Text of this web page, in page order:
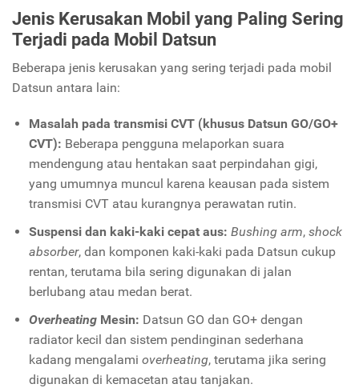
Jenis Kerusakan Mobil yang Paling Sering
Terjadi pada Mobil Datsun
Beberapa jenis kerusakan yang sering terjadi pada mobil
Datsun antara lain:
Masalah pada transmisi CVT (khusus Datsun GO/GO+
CVT): Beberapa pengguna melaporkan suara
mendengung atau hentakan saat perpindahan gigi,
yang umumnya muncul karena keausan pada sistem
transmisi CVT atau kurangnya perawatan rutin.
Suspensi dan kaki-kaki cepat aus: Bushing arm, shock
absorber, dan komponen kaki-kaki pada Datsun cukup
rentan, terutama bila sering digunakan di jalan
berlubang atau medan berat.
Overheating Mesin: Datsun GO dan GO+ dengan
radiator kecil dan sistem pendinginan sederhana
kadang mengalami overheating, terutama jika sering
digunakan di kemacetan atau tanjakan.